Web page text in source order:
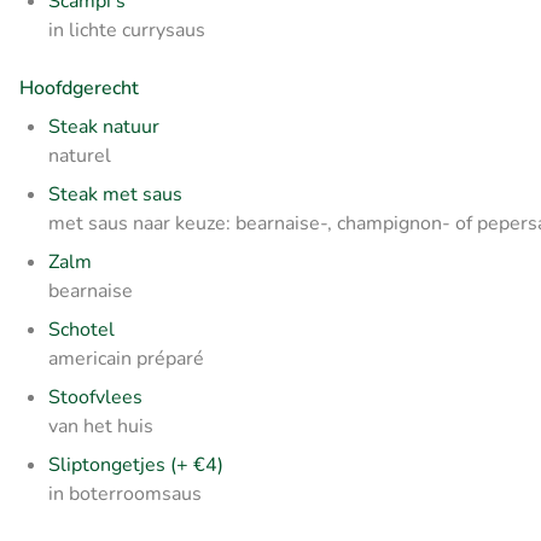
in lichte currysaus
Hoofdgerecht
Steak natuur
naturel
Steak met saus
met saus naar keuze: bearnaise-, champignon- of
Zalm
bearnaise
Schotel
americain préparé
Stoofvlees
van het huis
Sliptongetjes (+ €4)
in boterroomsaus